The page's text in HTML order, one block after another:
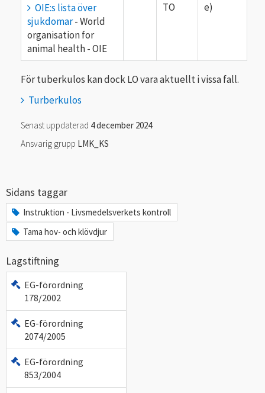
OIE:s lista över
sjukdomar- World
organisation for
animal health - OIE
TO e)
För tuberkulos kan dock LO vara aktuellt i vissa fall.
Turberkulos
Senast uppdaterad 4 december 2024
Ansvarig grupp LMK_KS
Sidans taggar
Instruktion - Livsmedelsverkets kontroll
Tama hov- och klövdjur
Lagstiftning
EG-förordning
178/2002
EG-förordning
2074/2005
EG-förordning
853/2004